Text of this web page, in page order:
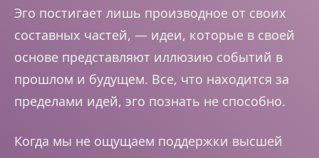
Эго постигает лишь производное от своих
составных частей, — идеи, которые в своей
основе представляют иллюзию событий в
прошлом и будущем. Все, что находится за
пределами идей, эго познать не способно.
Когда мы не ощущаем поддержки высшей